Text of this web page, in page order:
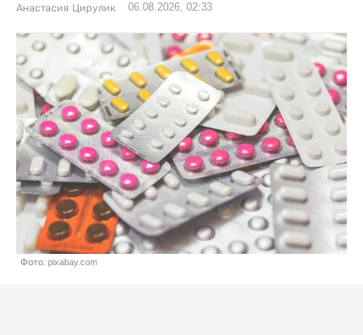
Анастасия Цирулик 06.08.2026, 02:33
Фото: pixabay.com